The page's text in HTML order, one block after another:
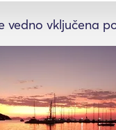
vedno vključena